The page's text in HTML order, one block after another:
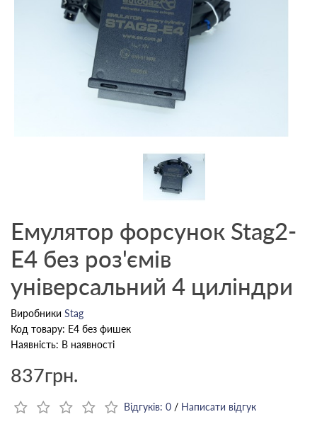
Емулятор форсунок Stag2-
E4 без роз'ємів
універсальний 4 циліндри
Виробники Stag
Код товару: E4 без фишек
Наявність: В наявності
837грн.
Відгуків: 0 / Написати відгук